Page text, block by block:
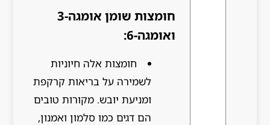
חומצות שומן אומגה-3
ואומגה-6:
חומצות אלה חיוניות
לשמירה על בריאות קרקפת
ומניעת יובש. מקורות טובים
הם דגים כמו סלמון ואמנון,